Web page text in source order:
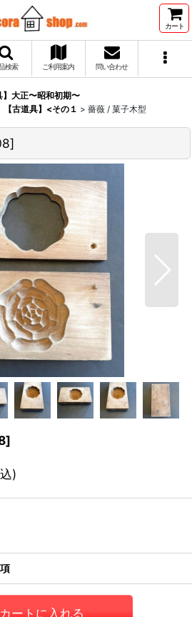
カート
検索 ご利用案内 問い合わせ
大正〜昭和初期〜
古道具】<その１ > 薔薇 / 菓子木型
]
]
)
ートに入れる